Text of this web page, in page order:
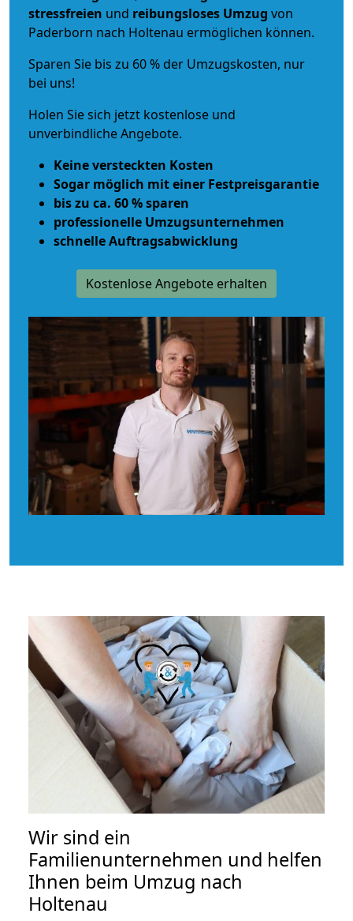
stressfreien und reibungsloses Umzug von
Paderborn nach Holtenau ermöglichen können.
Sparen Sie bis zu 60 % der Umzugskosten, nur
bei uns!
Holen Sie sich jetzt kostenlose und
unverbindliche Angebote.
Keine versteckten Kosten
Sogar möglich mit einer Festpreisgarantie
bis zu ca. 60 % sparen
professionelle Umzugsunternehmen
schnelle Auftragsabwicklung
Kostenlose Angebote erhalten
Wir sind ein
Familienunternehmen und helfen
Ihnen beim Umzug nach
Holtenau